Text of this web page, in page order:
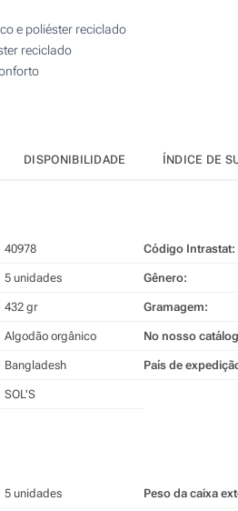
e poliéster reciclado
reciclado
DISPONIBILIDADE ÍNDICE DE
40978
5 unidades
432 gr
Algodão orgânico
Bangladesh
SOL'S
Código Intrastat:
Gênero:
Gramagem:
No nosso
País de
5 unidades Peso da caixa